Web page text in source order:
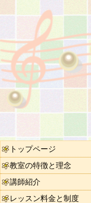
トップページ
教室の特徴と理念
講師紹介
レッスン料金と制度